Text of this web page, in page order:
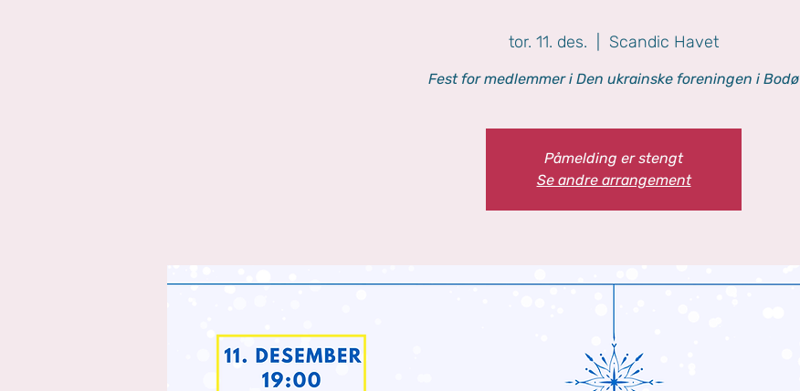
tor. 11. des. Scandic Havet
Fest for medlemmer i Den ukrainske foreningen i Bodø
Påmelding er stengt
Se andre arrangement